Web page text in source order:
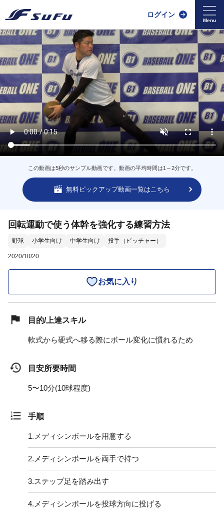
ログイン
この動画は5秒のサンプル動画です。動画の平均時間は1～2分です。
無料ピックアップ動画一覧はこちら
回転運動で使う体幹を強化する練習方法
野球 小学生向け 中学生向け 投手（ピッチャー）
2020/10/20
お気に入り
目的/上達スキル
軟式から硬式へ移る際にボール変化に慣れるため
目安所要時間
5〜10分(10球程度)
手順
1. メディシンボールを用意する
2. メディシンボールを両手で持つ
3.ステップ足を踏み出す
4. メディシンボールを投球方向に投げる